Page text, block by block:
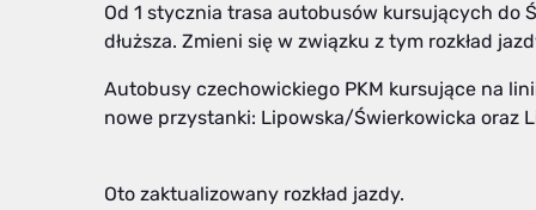
Od 1 stycznia trasa autobusów kursujących
dłuższa. Zmieni się w związku z tym rozkład
Autobusy czechowickiego PKM kursujące na
nowe przystanki: Lipowska/Świerkowicka oraz
Oto zaktualizowany rozkład jazdy.